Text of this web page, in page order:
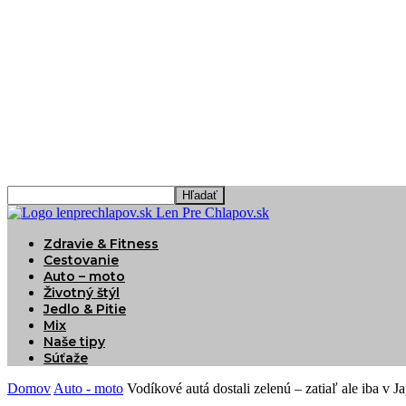
Len Pre Chlapov.sk
Zdravie & Fitness
Cestovanie
Auto – moto
Životný štýl
Jedlo & Pitie
Mix
Naše tipy
Súťaže
Domov Auto - moto Vodíkové autá dostali zelenú – zatiaľ ale iba v